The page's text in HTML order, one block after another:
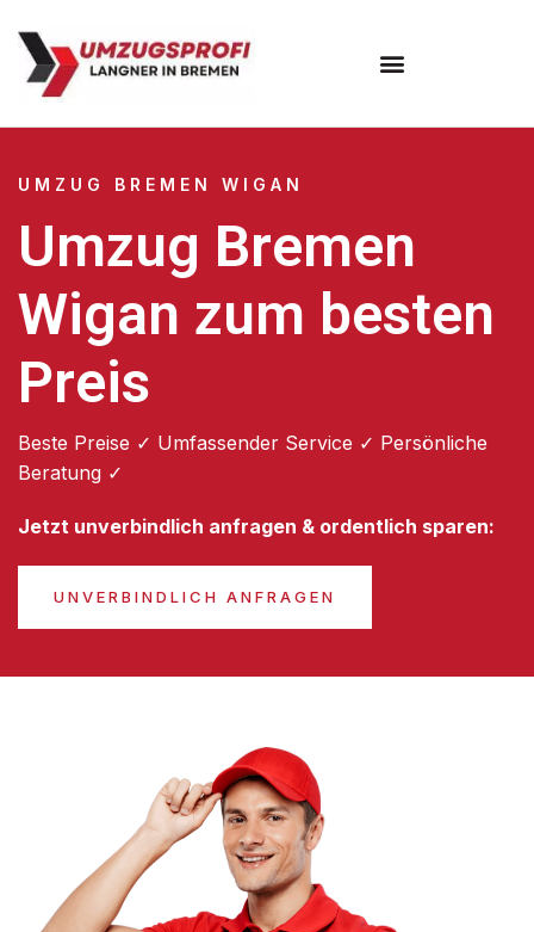
UMZUG BREMEN WIGAN
Umzug Bremen
Wigan zum besten
Preis
Beste Preise ✓ Umfassender Service ✓ Persönliche
Beratung ✓
Jetzt unverbindlich anfragen & ordentlich sparen:
UNVERBINDLICH ANFRAGEN